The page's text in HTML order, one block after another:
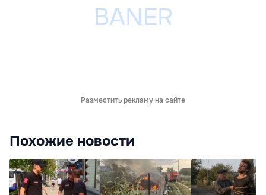
Разместить рекламу на сайте
Похожие новости